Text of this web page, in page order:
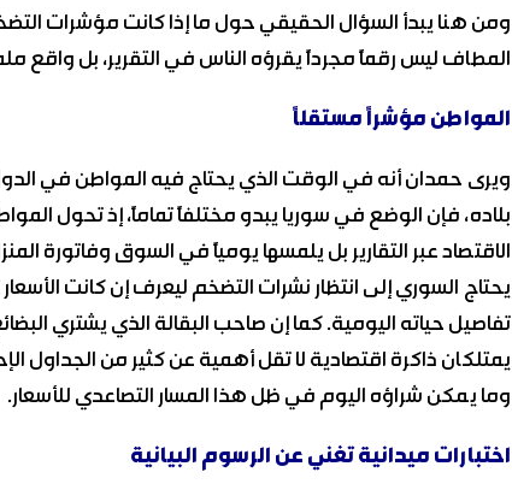
ومن هنا يبدأ السؤال الحقيقي حول ما إذا كانت مؤشرات
المطاف ليس رقماً مجرداً يقرؤه الناس في التقرير، بل
المواطن مؤشراً مستقلاً
ويرى حمدان أنه في الوقت الذي يحتاج فيه المواطن في
بلاده، فإن الوضع في سوريا يبدو مختلفاً تماماً، إذ تحول
الاقتصاد عبر التقارير بل يلمسها يومياً في السوق وفاتورة
يحتاج السوري إلى انتظار نشرات التضخم ليعرف إن كانت
تفاصيل حياته اليومية. كما إن صاحب البقالة الذي يشتري
يمتلكان ذاكرة اقتصادية لا تقل أهمية عن كثير من الجداول
وما يمكن شراؤه اليوم في ظل هذا المسار التصاعدي للأسعار.
اختبارات ميدانية تغني عن الرسوم البيانية